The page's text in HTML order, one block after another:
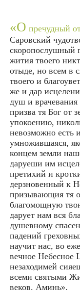
«О пречудный
Саровский
скоропослушный
жития твоего
отыде, но всем в
твоего и
же и дар
душ и врачевания
призва тя Бог от
упокоению,
невозможно есть
умножившаяся,
концем земли
даруеши им
претихий и
дерзновенный к
призывающия тя
благомощную
дарует нам вся
душевному
падений
научит нас, во
вечное Небесное
незаходимей
всеми святыми
веков. Аминь».